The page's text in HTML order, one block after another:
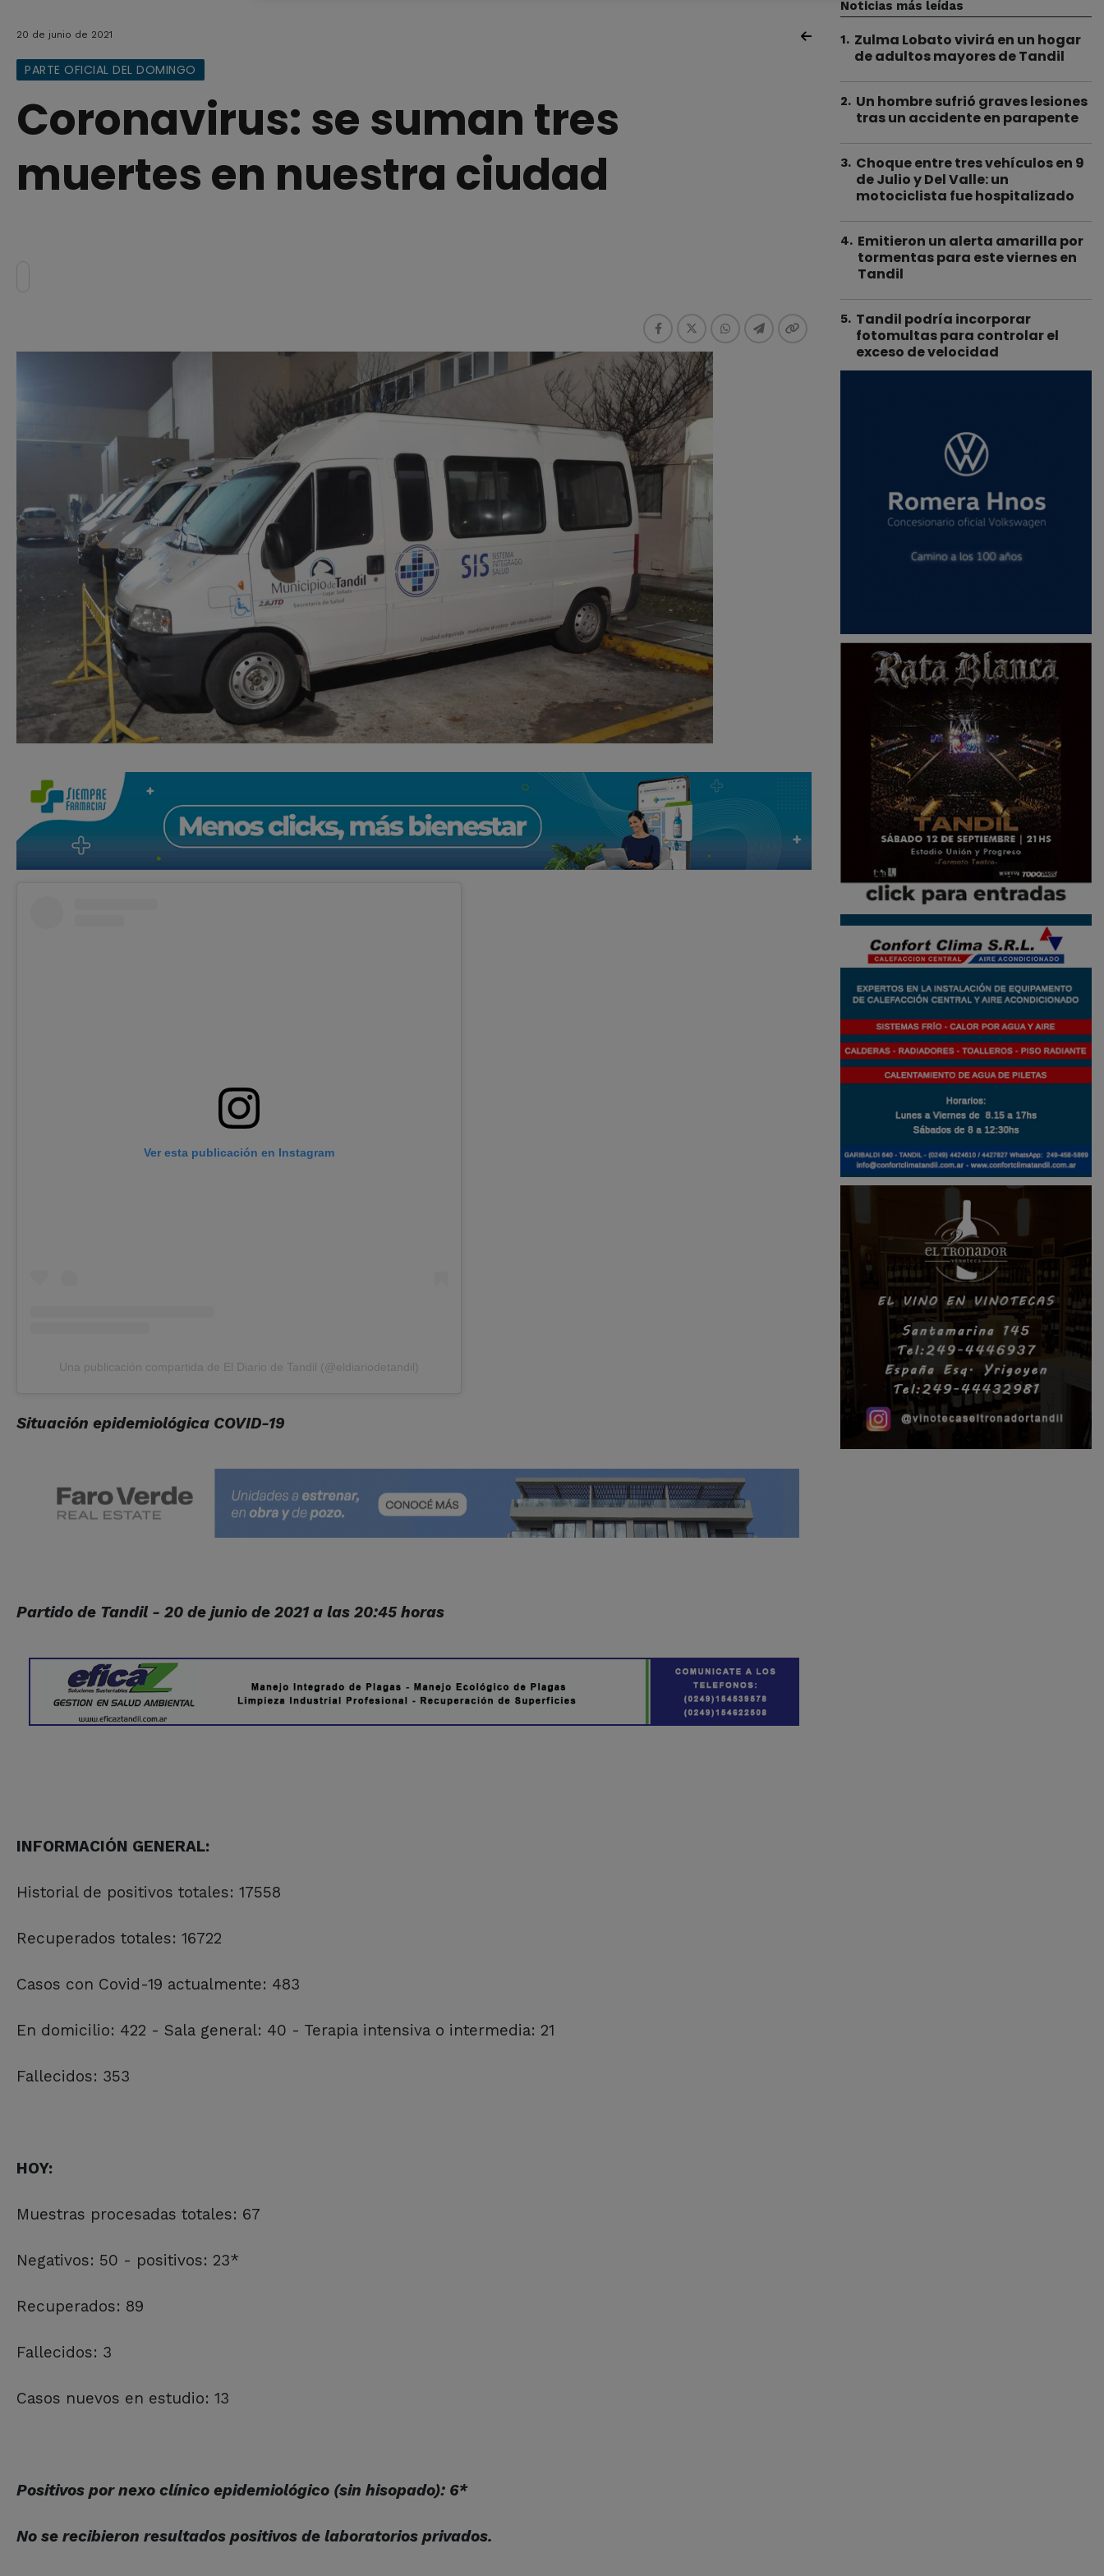
20 de junio de 2021
PARTE OFICIAL DEL DOMINGO
Coronavirus: se suman tres
muertes en nuestra ciudad
Ver esta publicación en Instagram
Una publicación compartida de El Diario de Tandil (@eldiariodetandil)
Situación epidemiológica COVID-19
Partido de Tandil - 20 de junio de 2021 a las 20:45 horas
INFORMACIÓN GENERAL:
Historial de positivos totales: 17558
Recuperados totales: 16722
Casos con Covid-19 actualmente: 483
En domicilio: 422 - Sala general: 40 - Terapia intensiva o intermedia: 21
Fallecidos: 353
HOY:
Muestras procesadas totales: 67
Negativos: 50 - positivos: 23*
Recuperados: 89
Fallecidos: 3
Casos nuevos en estudio: 13
Positivos por nexo clínico epidemiológico (sin hisopado): 6*
No se recibieron resultados positivos de laboratorios privados.
Noticias más leídas
1. Zulma Lobato vivirá en un hogar
de adultos mayores de Tandil
2. Un hombre sufrió graves lesiones
tras un accidente en parapente
3. Choque entre tres vehículos en 9
de Julio y Del Valle: un
motociclista fue hospitalizado
4. Emitieron un alerta amarilla por
tormentas para este viernes en
Tandil
5. Tandil podría incorporar
fotomultas para controlar el
exceso de velocidad